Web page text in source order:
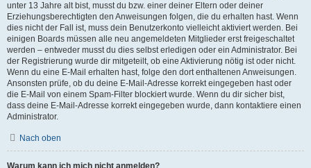
unter 13 Jahre alt bist, musst du bzw. einer deiner Eltern oder deiner
Erziehungsberechtigten den Anweisungen folgen, die du erhalten hast. Wenn
dies nicht der Fall ist, muss dein Benutzerkonto vielleicht aktiviert werden. Bei
einigen Boards müssen alle neu angemeldeten Mitglieder erst freigeschaltet
werden – entweder musst du dies selbst erledigen oder ein Administrator. Bei
der Registrierung wurde dir mitgeteilt, ob eine Aktivierung nötig ist oder nicht.
Wenn du eine E-Mail erhalten hast, folge den dort enthaltenen Anweisungen.
Ansonsten prüfe, ob du deine E-Mail-Adresse korrekt eingegeben hast oder
die E-Mail von einem Spam-Filter blockiert wurde. Wenn du dir sicher bist,
dass deine E-Mail-Adresse korrekt eingegeben wurde, dann kontaktiere einen
Administrator.
Nach oben
Warum kann ich mich nicht anmelden?